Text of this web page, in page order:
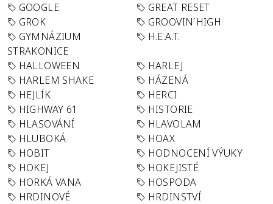
GOOGLE
GREAT RESET
GROK
GROOVIN´HIGH
GYMNÁZIUM
STRAKONICE
H.E.A.T.
HALLOWEEN
HARLEJ
HARLEM SHAKE
HÁZENÁ
HEJLÍK
HERCI
HIGHWAY 61
HISTORIE
HLASOVÁNÍ
HLAVOLAM
HLUBOKÁ
HOAX
HOBIT
HODNOCENÍ VÝUKY
HOKEJ
HOKEJISTÉ
HORKÁ VANA
HOSPODA
HRDINOVÉ
HRDINSTVÍ